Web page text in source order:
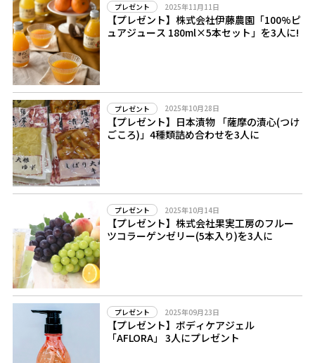
プレゼント 2025年11月11日
【プレゼント】株式会社伊藤農園「100%ピ
ュアジュース 180ml×5本セット」を3人に!
プレゼント 2025年10月28日
【プレゼント】日本漬物 「薩摩の漬心(つけ
ごころ)」4種類詰め合わせを3人に
プレゼント 2025年10月14日
【プレゼント】株式会社果実工房のフルー
ツコラーゲンゼリー(5本入り)を3人に
プレゼント 2025年09月23日
【プレゼント】ボディケアジェル
「AFLORA」 3人にプレゼント